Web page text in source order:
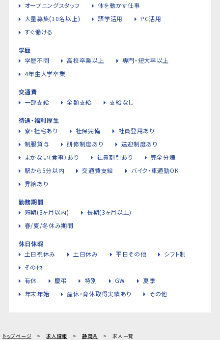
オープニングスタッフ
体を動かす仕事
大量募集(10名以上)
語学活用
PC活用
すぐ働ける
学歴
学歴不問
高校卒業以上
専門・短大卒以上
4年生大学卒業
交通費
一部支給
全額支給 支給なし
待遇・福利厚生
寮・社宅あり
社保完備
社員登用あり
制服貸与
研修制度あり
送迎制度あり
まかない（食事）あり
社員割引あり
完全分煙
駅から5分以内
交通費支給
バイク・車通勤OK
昇給あり
勤務期間
短期(3ヶ月以内)
長期(3ヶ月以上)
春/夏/冬休み期間
休日休暇
土日祝休み
土日休み 平日その他
シフト制
その他
有休
慶弔 特別 GW
夏季
年末年始
産休・育休取得実績あり その他
トップページ 求人情報 静岡県 求人一覧